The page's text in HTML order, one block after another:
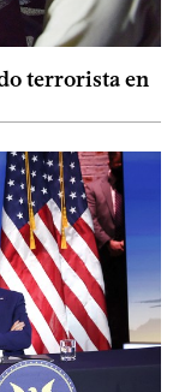
terrorista en